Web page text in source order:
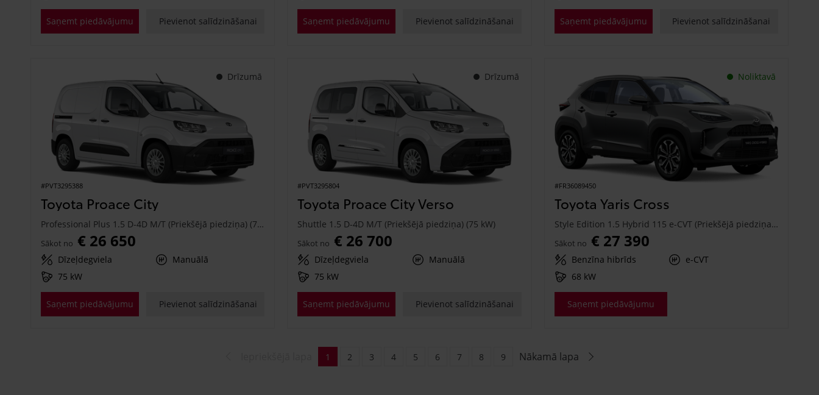
Saņemt piedāvājumu Pievienot salīdzināšanai Saņemt piedāvājumu Pievienot salīdzināšanai Saņemt piedāvājumu Pievienot salīdzināšanai
Drīzumā
#PVT3295388
Toyota Proace City
Professional Plus 1.5 D-4D M/T (Priekšējā piedziņa) (75 kW)
Sākot no € 26 650
Dīzeļdegviela
Manuālā
75 kW
Saņemt piedāvājumu Pievienot salīdzināšanai
Drīzumā
#PVT3295804
Toyota Proace City Verso
Shuttle 1.5 D-4D M/T (Priekšējā piedziņa) (75 kW)
Sākot no € 26 700
Dīzeļdegviela
Manuālā
75 kW
Saņemt piedāvājumu Pievienot salīdzināšanai
Noliktavā
#FR36089450
Toyota Yaris Cross
Style Edition 1.5 Hybrid 115 e-CVT (Priekšējā piedziņa) (68 kW)
Sākot no € 27 390
Benzīna hibrīds
e-CVT
68 kW
Saņemt piedāvājumu
Nākamā lapa
1 2 3 4 5 6 7 8 9